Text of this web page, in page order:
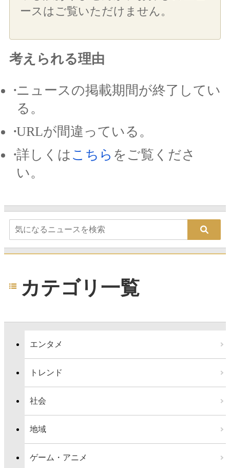
ースはご覧いただけません。
考えられる理由
ニュースの掲載期間が終了してい
る。
URLが間違っている。
詳しくは こちら をご覧くださ
い。
カテゴリ一覧
エンタメ
トレンド
社会
地域
ゲーム・アニメ